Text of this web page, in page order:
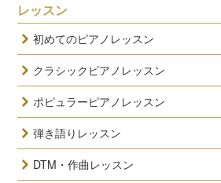
レッスン
初めてのピアノレッスン
クラシックピアノレッスン
ポピュラーピアノレッスン
弾き語りレッスン
DTM・作曲レッスン